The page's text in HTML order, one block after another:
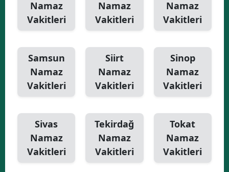
Namaz
Vakitleri
Namaz
Vakitleri
Namaz
Vakitleri
Samsun
Namaz
Vakitleri
Siirt
Namaz
Vakitleri
Sinop
Namaz
Vakitleri
Sivas
Namaz
Vakitleri
Tekirdağ
Namaz
Vakitleri
Tokat
Namaz
Vakitleri